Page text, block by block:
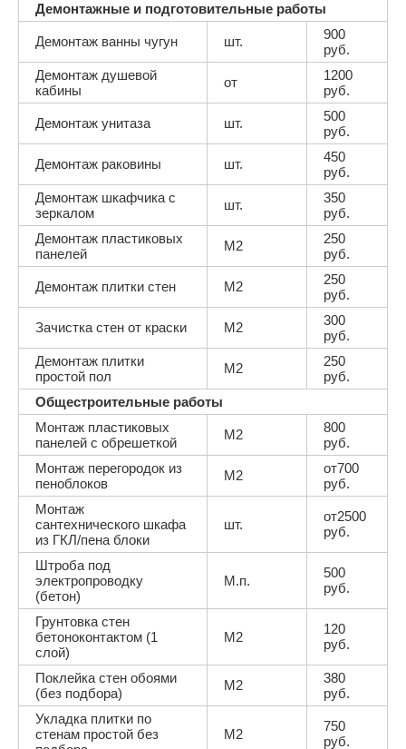
Демонтажные и подготовительные работы
Демонтаж ванны чугун шт.
900
руб.
Демонтаж душевой
кабины
от
1200
руб.
Демонтаж унитаза шт.
500
руб.
Демонтаж раковины шт.
450
руб.
Демонтаж шкафчика с
зеркалом
шт.
350
руб.
Демонтаж пластиковых
панелей
М2
250
руб.
Демонтаж плитки стен М2
250
руб.
Зачистка стен от краски М2
300
руб.
Демонтаж плитки
простой пол
М2
250
руб.
Общестроительные работы
Монтаж пластиковых
панелей с обрешеткой
М2
800
руб.
Монтаж перегородок из
пеноблоков
М2
от700
руб.
Монтаж
сантехнического шкафа
из ГКЛ/пена блоки
шт.
от2500
руб.
Штроба под
электропроводку
(бетон)
М.п.
500
руб.
Грунтовка стен
бетоноконтактом (1
слой)
М2
120
руб.
Поклейка стен обоями
(без подбора)
М2
380
руб.
Укладка плитки по
стенам простой без
М2
750
руб.